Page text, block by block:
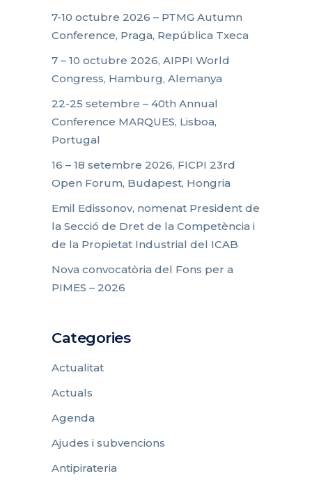
7-10 octubre 2026 – PTMG Autumn
Conference, Praga, República Txeca
7 – 10 octubre 2026, AIPPI World
Congress, Hamburg, Alemanya
22-25 setembre – 40th Annual
Conference MARQUES, Lisboa,
Portugal
16 – 18 setembre 2026, FICPI 23rd
Open Forum, Budapest, Hongria
Emil Edissonov, nomenat President de
la Secció de Dret de la Competència i
de la Propietat Industrial del ICAB
Nova convocatòria del Fons per a
PIMES – 2026
Categories
Actualitat
Actuals
Agenda
Ajudes i subvencions
Antipirateria